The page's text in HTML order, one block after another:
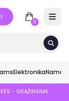
0
ElektronikaNamai
- GRĄŽINSIME